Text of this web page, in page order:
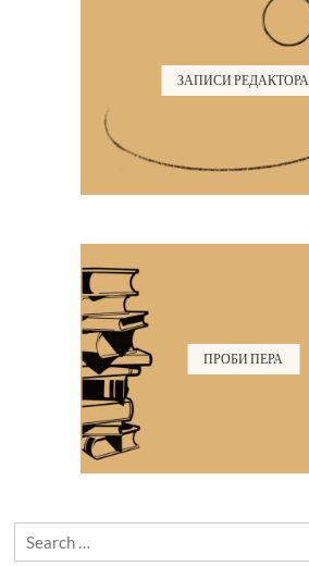
ЗАПИСИ РЕДАКТОРА
ПРОБИ ПЕРА